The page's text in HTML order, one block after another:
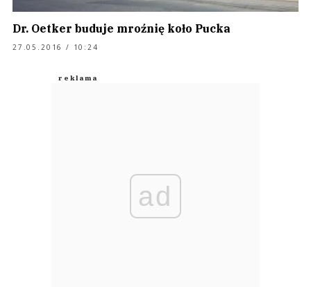
Dr. Oetker buduje mroźnię koło Pucka
27.05.2016 / 10:24
ad